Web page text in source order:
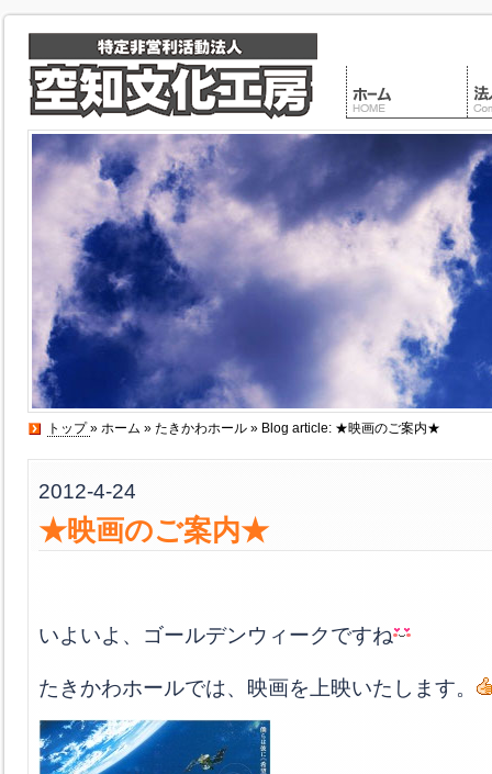
トップ» ホーム » たきかわホール » Blog article: ★映画のご案内★
2012-4-24
★映画のご案内★
いよいよ、ゴールデンウィークですね
たきかわホールでは、映画を上映いたします。